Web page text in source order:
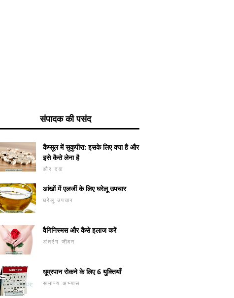
संपादक की पसंद
कैप्सूल में सुकुपीरा: इसके लिए क्या है और
इसे कैसे लेना है
और दवा
आंखों में एलर्जी के लिए घरेलू उपचार
घरेलू उपचार
वैगिनिस्मस और कैसे इलाज करें
अंतरंग जीवन
धूम्रपान रोकने के लिए 6 युक्तियाँ
सामान्य अभ्यास